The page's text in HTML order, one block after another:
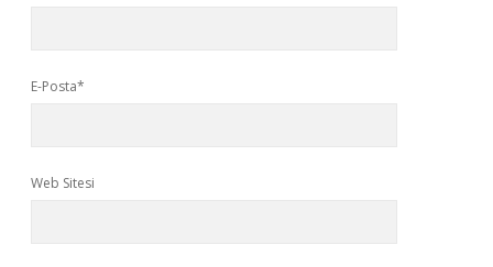
E-Posta*
Web Sitesi